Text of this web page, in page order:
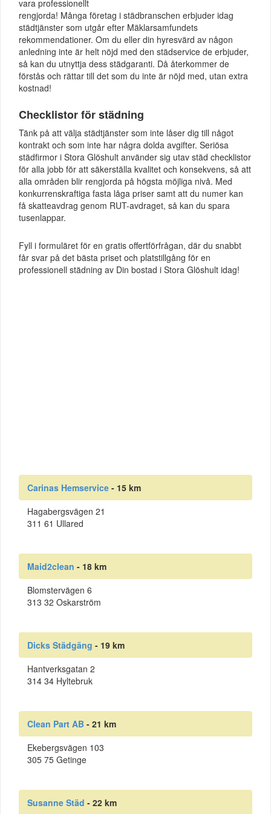
vara professionellt
rengjorda! Många företag i städbranschen erbjuder idag
städtjänster som utgår efter Mäklarsamfundets
rekommendationer. Om du eller din hyresvärd av någon
anledning inte är helt nöjd med den städservice de erbjuder,
så kan du utnyttja dess städgaranti. Då återkommer de
förstås och rättar till det som du inte är nöjd med, utan extra
kostnad!
Checklistor för städning
Tänk på att välja städtjänster som inte låser dig till något
kontrakt och som inte har några dolda avgifter. Seriösa
städfirmor i Stora Glöshult använder sig utav städ checklistor
för alla jobb för att säkerställa kvalitet och konsekvens, så att
alla områden blir rengjorda på högsta möjliga nivå. Med
konkurrenskraftiga fasta låga priser samt att du numer kan
få skatteavdrag genom RUT-avdraget, så kan du spara
tusenlappar.
Fyll i formuläret för en gratis offertförfrågan, där du snabbt
får svar på det bästa priset och platstillgång för en
professionell städning av Din bostad i Stora Glöshult idag!
Carinas Hemservice - 15 km
Hagabergsvägen 21
311 61 Ullared
Maid2clean - 18 km
Blomstervägen 6
313 32 Oskarström
Dicks Städgäng - 19 km
Hantverksgatan 2
314 34 Hyltebruk
Clean Part AB - 21 km
Ekebergsvägen 103
305 75 Getinge
Susanne Städ - 22 km